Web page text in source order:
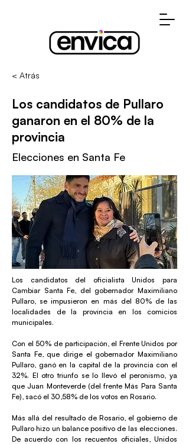
< Atrás
Los candidatos de Pullaro
ganaron en el 80% de la
provincia
Elecciones en Santa Fe
Los candidatos del oficialista Unidos para
Cambiar Santa Fe, del gobernador Maximiliano
Pullaro, se impusieron en más del 80% de las
localidades de la provincia en los comicios
municipales.
Con el 50% de participación, el Frente Unidos por
Santa Fe, que dirige el gobernador Maximiliano
Pullaro, ganó en la capital de la provincia con el
32%. El otro triunfo se lo llevó el peronismo, ya
que Juan Monteverde (del frente Más Para Santa
Fe), sacó el 30,58% de los votos en Rosario.
Más allá del resultado de Rosario, el gobierno de
Pullaro hizo un balance positivo de las elecciones.
De acuerdo con los recuentos oficiales, Unidos